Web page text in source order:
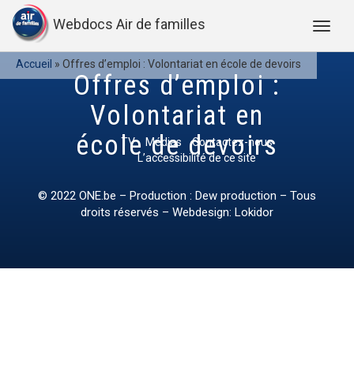
Webdocs Air de familles
Accueil » Offres d’emploi : Volontariat en école de devoirs
Offres d’emploi :
Volontariat en
école de devoirs
TV Médias
Contactez-nous
L’accessibilité de ce site
© 2022 ONE.be – Production : Dew production – Tous
droits réservés – Webdesign: Lokidor